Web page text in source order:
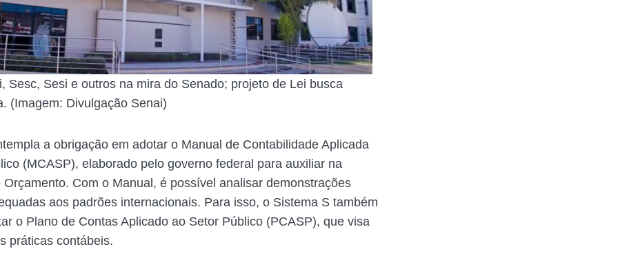
Sesc, Sesi e outros na mira do Senado; projeto de Lei busca
(Imagem: Divulgação Senai)
a obrigação em adotar o Manual de Contabilidade Aplicada
(MCASP), elaborado pelo governo federal para auxiliar na
Orçamento. Com o Manual, é possível analisar demonstrações
aos padrões internacionais. Para isso, o Sistema S também
o Plano de Contas Aplicado ao Setor Público (PCASP), que visa
práticas contábeis.